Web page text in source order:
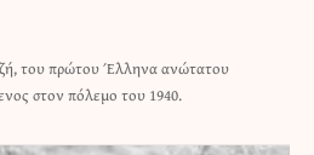
του πρώτου Έλληνα ανώτατου
στον πόλεμο του 1940.